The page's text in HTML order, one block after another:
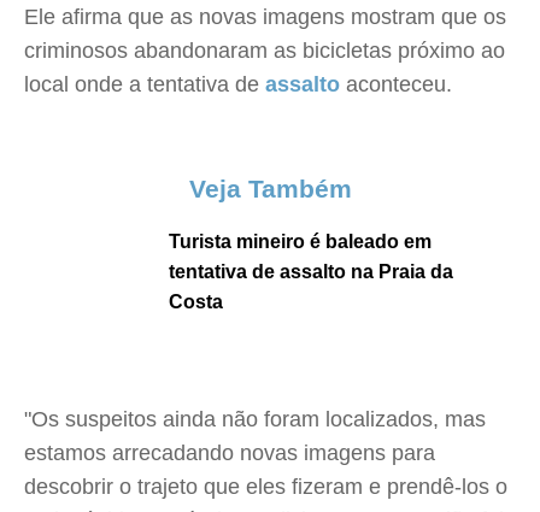
Ele afirma que as novas imagens mostram que os
criminosos abandonaram as bicicletas próximo ao
local onde a tentativa de assalto aconteceu.
Veja Também
Turista mineiro é baleado em
tentativa de assalto na Praia da
Costa
"Os suspeitos ainda não foram localizados, mas
estamos arrecadando novas imagens para
descobrir o trajeto que eles fizeram e prendê-los o